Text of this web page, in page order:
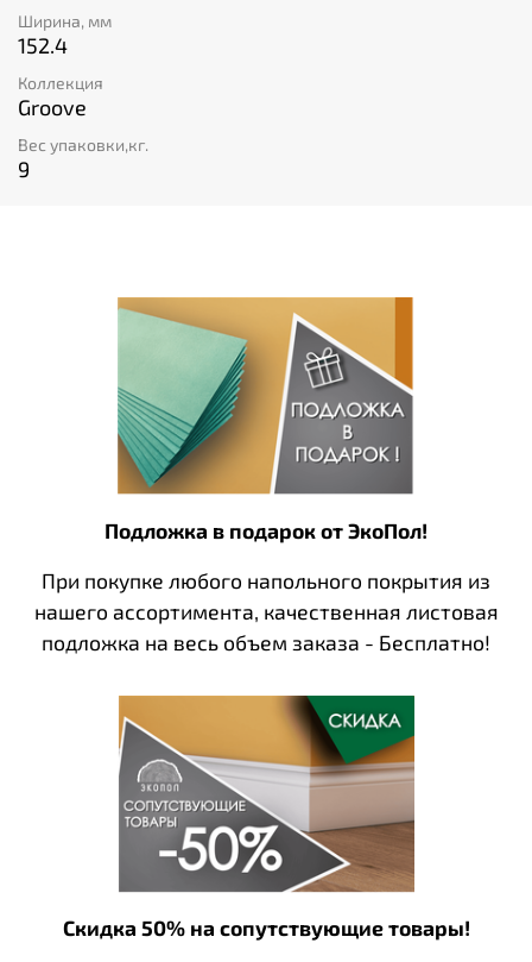
Ширина, мм
152.4
Коллекция
Groove
Вес упаковки,кг.
9
Подложка в подарок от ЭкоПол!
При покупке любого напольного покрытия из
нашего ассортимента, качественная листовая
подложка на весь объем заказа - Бесплатно!
Скидка 50% на сопутствующие товары!